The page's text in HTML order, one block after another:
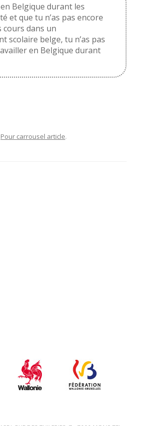
Belgique durant les
et que tu n’as pas encore
cours dans un
scolaire belge, tu n’as pas
en Belgique durant
Pour carrousel article.